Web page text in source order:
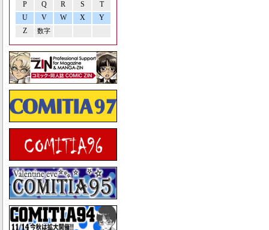
P Q R S
T
U
V W X
Y
Z
数字